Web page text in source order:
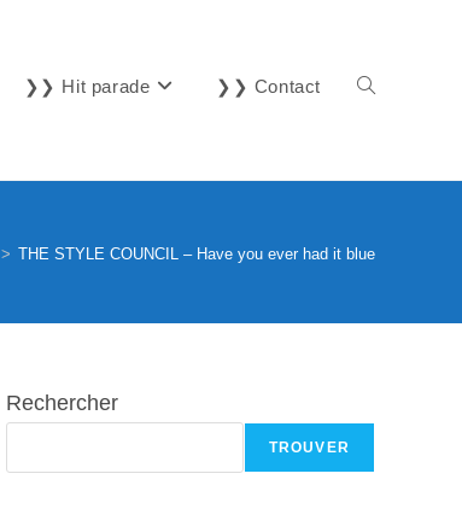
❯❯ Hit parade ❯❯ Contact Toggle
search
> THE STYLE COUNCIL – Have you ever had it blue
Rechercher
TROUVER